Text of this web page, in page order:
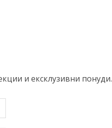
и ексклузивни понуди.